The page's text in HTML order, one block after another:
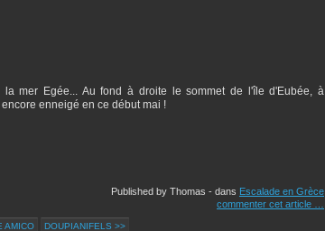
mer Egée... Au fond à droite le sommet de l'île d'Eubée, à
enneigé en ce début mai !
Published by Thomas - dans Escalade en Grèce
commenter cet article
AMICO DOUPIANIFELS >>